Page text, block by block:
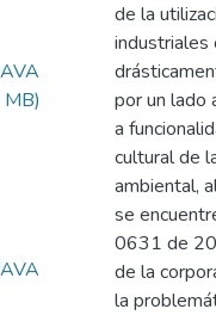
de la
industriales
por un lado
a
cultural de
ambiental,
se
0631 de
de la
la